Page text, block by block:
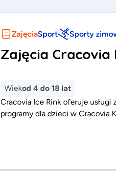
ZajęciaSport Sporty
Zajęcia Cracovia
Wiekod 4 do 18 lat
Cracovia Ice Rink oferuje usługi
programy dla dzieci w Cracovia